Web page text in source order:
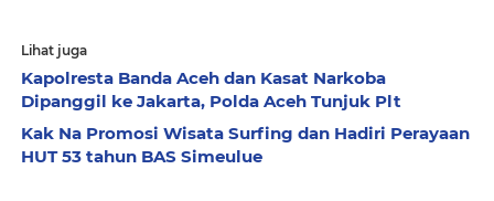
Lihat juga
Kapolresta Banda Aceh dan Kasat Narkoba
Dipanggil ke Jakarta, Polda Aceh Tunjuk Plt
Kak Na Promosi Wisata Surfing dan Hadiri Perayaan
HUT 53 tahun BAS Simeulue